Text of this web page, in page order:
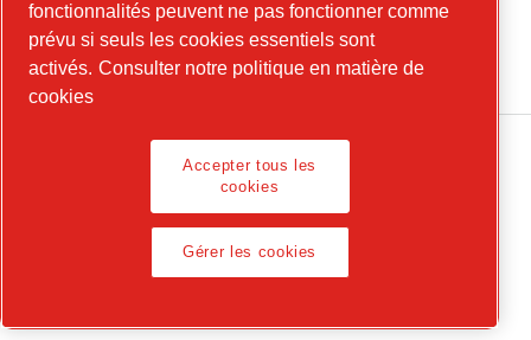
YouTube
Instagram
Gérer les cookies
fonctionnalités peuvent ne pas fonctionner comme
prévu si seuls les cookies essentiels sont
activés. Consulter notre politique en matière de
cookies
Accepter tous les
cookies
Gérer les cookies